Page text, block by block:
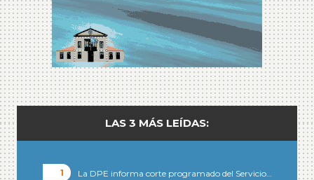
LAS 3 MÁS LEÍDAS:
La DPE informa corte programado del Servicio…